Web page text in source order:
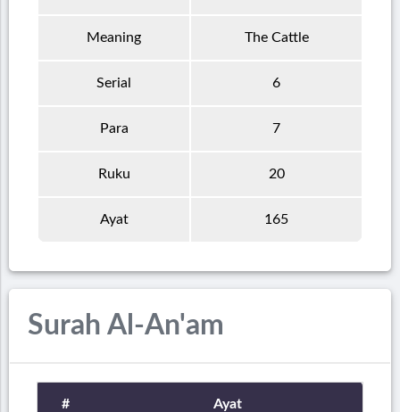
Meaning The Cattle
Serial 6
Para 7
Ruku 20
Ayat 165
Surah Al-An'am
# Ayat